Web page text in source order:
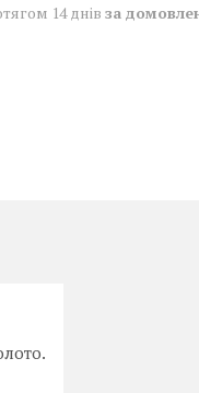
14 днів за